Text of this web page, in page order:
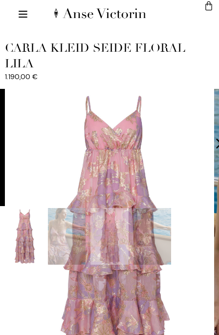
CARLA KLEID SEIDE FLORAL
LILA
1.190,00 €
L